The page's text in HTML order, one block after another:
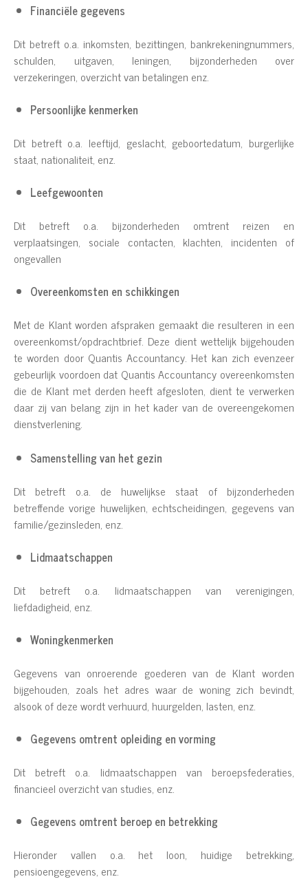
Financiële gegevens
Dit betreft o.a. inkomsten, bezittingen, bankrekeningnummers,
schulden, uitgaven, leningen, bijzonderheden over
verzekeringen, overzicht van betalingen enz.
Persoonlijke kenmerken
Dit betreft o.a. leeftijd, geslacht, geboortedatum, burgerlijke
staat, nationaliteit, enz.
Leefgewoonten
Dit betreft o.a. bijzonderheden omtrent reizen en
verplaatsingen, sociale contacten, klachten, incidenten of
ongevallen
Overeenkomsten en schikkingen
Met de Klant worden afspraken gemaakt die resulteren in een
overeenkomst/opdrachtbrief. Deze dient wettelijk bijgehouden
te worden door Quantis Accountancy. Het kan zich evenzeer
gebeurlijk voordoen dat Quantis Accountancy overeenkomsten
die de Klant met derden heeft afgesloten, dient te verwerken
daar zij van belang zijn in het kader van de overeengekomen
dienstverlening.
Samenstelling van het gezin
Dit betreft o.a. de huwelijkse staat of bijzonderheden
betreffende vorige huwelijken, echtscheidingen, gegevens van
familie/gezinsleden, enz.
Lidmaatschappen
Dit betreft o.a. lidmaatschappen van verenigingen,
liefdadigheid, enz.
Woningkenmerken
Gegevens van onroerende goederen van de Klant worden
bijgehouden, zoals het adres waar de woning zich bevindt,
alsook of deze wordt verhuurd, huurgelden, lasten, enz.
Gegevens omtrent opleiding en vorming
Dit betreft o.a. lidmaatschappen van beroepsfederaties,
financieel overzicht van studies, enz.
Gegevens omtrent beroep en betrekking
Hieronder vallen o.a. het loon, huidige betrekking,
pensioengegevens, enz.